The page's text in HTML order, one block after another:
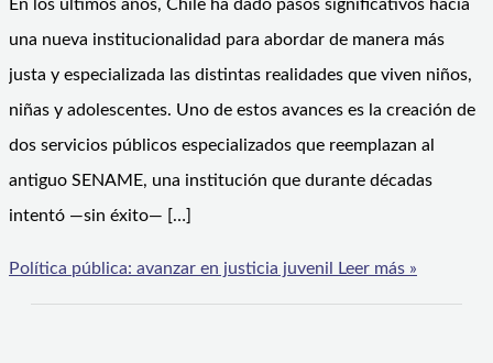
En los últimos años, Chile ha dado pasos significativos hacia
una nueva institucionalidad para abordar de manera más
justa y especializada las distintas realidades que viven niños,
niñas y adolescentes. Uno de estos avances es la creación de
dos servicios públicos especializados que reemplazan al
antiguo SENAME, una institución que durante décadas
intentó —sin éxito— […]
Política pública: avanzar en justicia juvenil Leer más »